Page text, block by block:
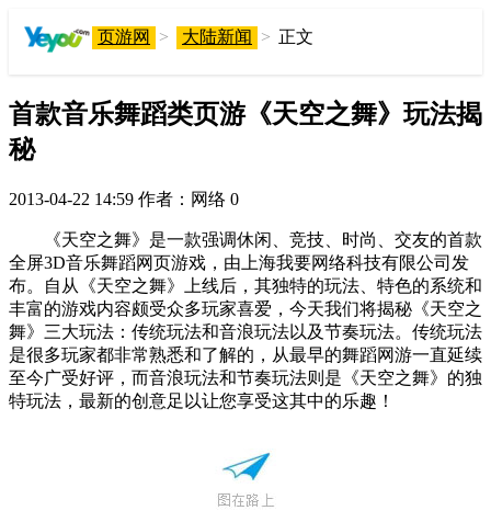
页游网 > 大陆新闻 > 正文
首款音乐舞蹈类页游《天空之舞》玩法揭
秘
2013-04-22 14:59 作者：网络 0
《天空之舞》是一款强调休闲、竞技、时尚、交友的首款
全屏3D音乐舞蹈网页游戏，由上海我要网络科技有限公司发
布。自从《天空之舞》上线后，其独特的玩法、特色的系统和
丰富的游戏内容颇受众多玩家喜爱，今天我们将揭秘《天空之
舞》三大玩法：传统玩法和音浪玩法以及节奏玩法。传统玩法
是很多玩家都非常熟悉和了解的，从最早的舞蹈网游一直延续
至今广受好评，而音浪玩法和节奏玩法则是《天空之舞》的独
特玩法，最新的创意足以让您享受这其中的乐趣！